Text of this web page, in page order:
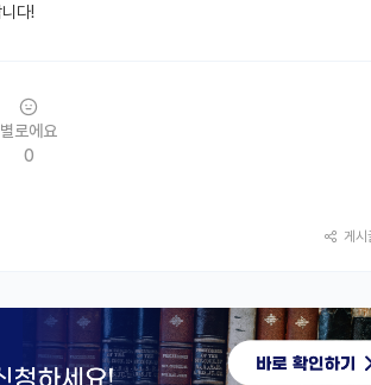
다!
별로에요
0
게시